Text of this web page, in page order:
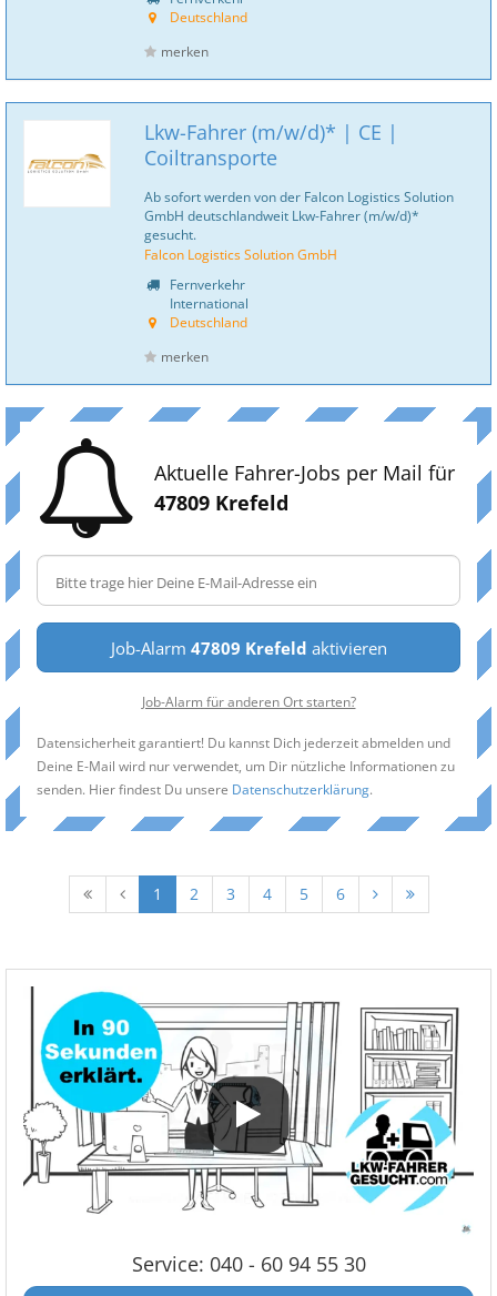
Deutschland
merken
Lkw-Fahrer (m/w/d)* | CE |
Coiltransporte
Ab sofort werden von der Falcon Logistics Solution
GmbH deutschlandweit Lkw-Fahrer (m/w/d)*
gesucht.
Falcon Logistics Solution GmbH
Fernverkehr
International
Deutschland
merken
Aktuelle Fahrer-Jobs per Mail für
47809 Krefeld
Job-Alarm 47809 Krefeld aktivieren
Job-Alarm für anderen Ort starten?
Datensicherheit garantiert! Du kannst Dich jederzeit abmelden und
Deine E-Mail wird nur verwendet, um Dir nützliche Informationen zu
senden. Hier findest Du unsere Datenschutzerklärung.
1 2 3 4 5 6
Service: 040 - 60 94 55 30